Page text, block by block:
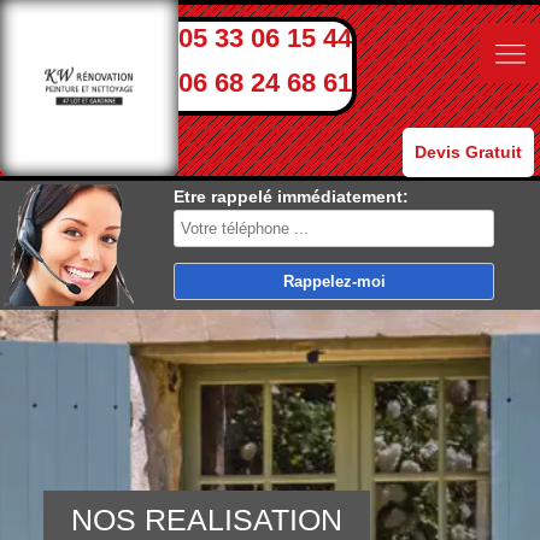
05 33 06 15 44
06 68 24 68 61
Devis Gratuit
Etre rappelé immédiatement:
NOS REALISATION